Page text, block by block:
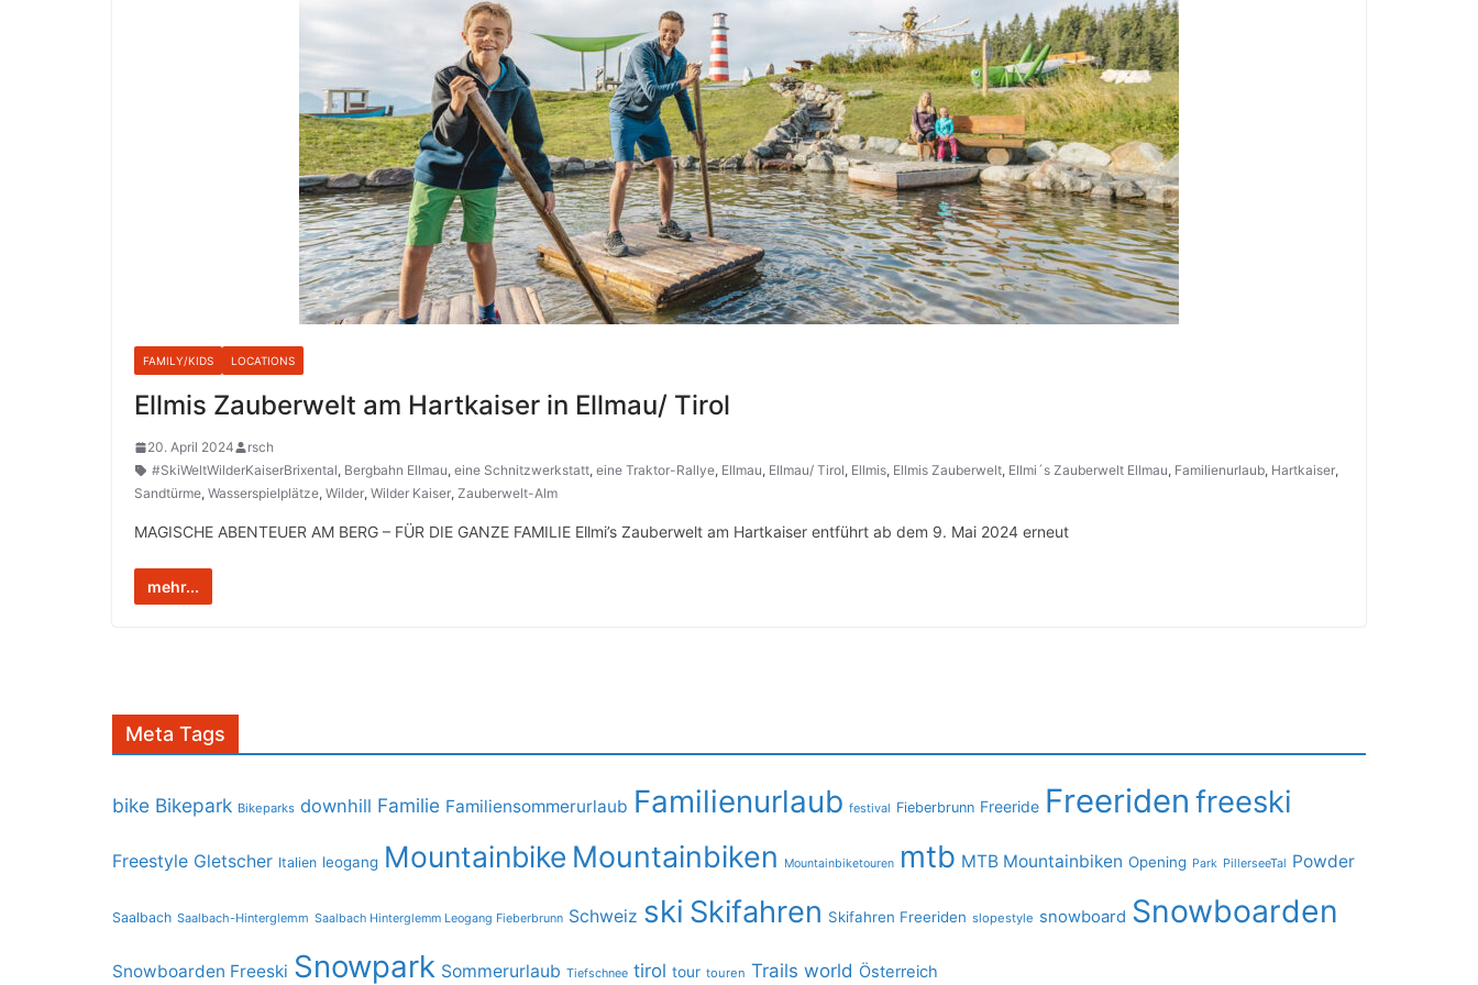
FAMILY/KIDS LOCATIONS
Ellmis Zauberwelt am Hartkaiser in Ellmau/ Tirol
20. April 2024
rsch
#SkiWeltWilderKaiserBrixental, Bergbahn Ellmau, eine Schnitzwerkstatt, eine Traktor-Rallye, Ellmau, Ellmau/ Tirol, Ellmis, Ellmis Zauberwelt, Ellmi´s Zauberwelt Ellmau, Familienurlaub, Hartkaiser,
Sandtürme, Wasserspielplätze, Wilder, Wilder Kaiser, Zauberwelt-Alm
MAGISCHE ABENTEUER AM BERG – FÜR DIE GANZE FAMILIE Ellmi’s Zauberwelt am Hartkaiser entführt ab dem 9. Mai 2024 erneut
mehr...
Meta Tags
bike Bikepark Bikeparks downhill Familie Familiensommerurlaub Familienurlaub festival Fieberbrunn Freeride Freeriden freeski
Freestyle Gletscher Italien leogang Mountainbike Mountainbiken Mountainbiketouren mtb MTB Mountainbiken Opening Park PillerseeTal Powder
Saalbach Saalbach-Hinterglemm Saalbach Hinterglemm Leogang Fieberbrunn Schweiz ski Skifahren Skifahren Freeriden slopestyle snowboard Snowboarden
Snowboarden Freeski Snowpark Sommerurlaub Tiefschnee tirol tour touren Trails world Österreich